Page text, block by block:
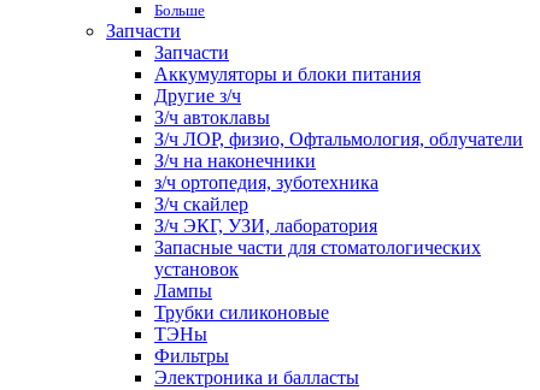
Больше
Запчасти
Запчасти
Аккумуляторы и блоки питания
Другие з/ч
З/ч автоклавы
З/ч ЛОР, физио, Офтальмология, облучатели
З/ч на наконечники
з/ч ортопедия, зуботехника
З/ч скайлер
З/ч ЭКГ, УЗИ, лаборатория
Запасные части для стоматологических
установок
Лампы
Трубки силиконовые
ТЭНы
Фильтры
Электроника и балласты